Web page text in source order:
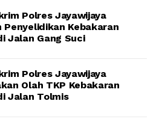
Polres Jayawijaya
Penyelidikan Kebakaran
Jalan Gang Suci
Polres Jayawijaya
Olah TKP Kebakaran
Jalan Tolmis